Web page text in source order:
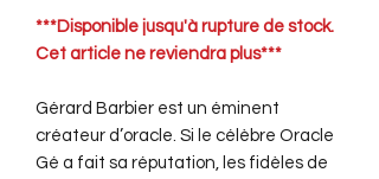
***Disponible jusqu'à rupture de stock.
Cet article ne reviendra plus***
Gérard Barbier est un éminent
créateur d’oracle. Si le célèbre Oracle
Gé a fait sa réputation, les fidèles de